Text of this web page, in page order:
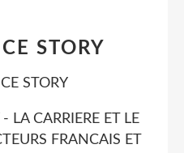
STORY
LA CARRIERE ET LE
FRANCAIS ET